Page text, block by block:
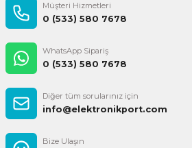
Müşteri Hizmetleri
0 (533) 580 7678
WhatsApp Sipariş
0 (533) 580 7678
Diğer tüm sorularınız için
info@elektronikport.com
Bize Ulaşın